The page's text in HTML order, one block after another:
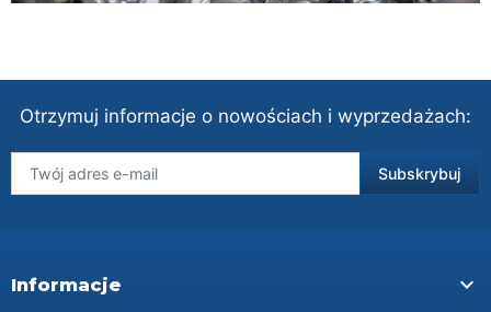
Otrzymuj informacje o nowościach i wyprzedażach:
Informacje 